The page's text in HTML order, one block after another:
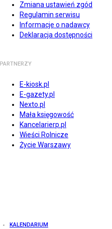
Zmiana ustawień zgód
Regulamin serwisu
Informacje o nadawcy
Deklaracja dostępności
PARTNERZY
E-kiosk.pl
E-gazety.pl
Nexto.pl
Mała księgowość
Kancelarierp.pl
Wieści Rolnicze
Życie Warszawy
KALENDARIUM